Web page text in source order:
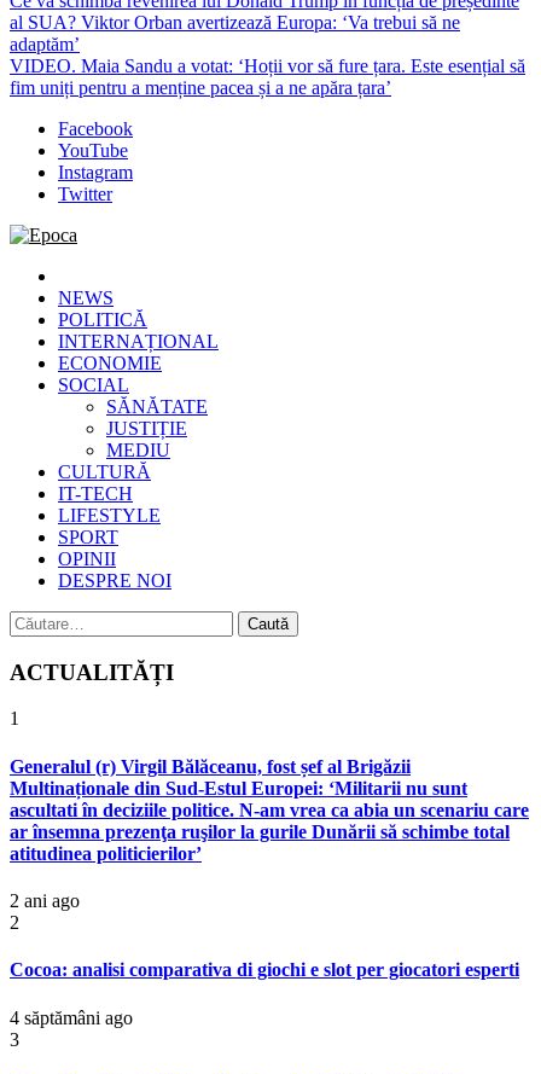
al SUA? Viktor Orban avertizează Europa: ‘Va trebui să ne
adaptăm’
VIDEO. Maia Sandu a votat: ‘Hoții vor să fure țara. Este esențial să
fim uniți pentru a menține pacea și a ne apăra țara’
Facebook
YouTube
Instagram
Twitter
Epoca
Cele mai noi știri online din România
NEWS
POLITICĂ
INTERNAȚIONAL
ECONOMIE
SOCIAL
SĂNĂTATE
JUSTIȚIE
MEDIU
CULTURĂ
IT-TECH
LIFESTYLE
SPORT
OPINII
DESPRE NOI
Caută
după:
ACTUALITĂȚI
1
Generalul (r) Virgil Bălăceanu, fost șef al Brigăzii
Multinaționale din Sud-Estul Europei: ‘Militarii nu sunt
ascultati în deciziile politice. N-am vrea ca abia un scenariu care
ar însemna prezenţa ruşilor la gurile Dunării să schimbe total
atitudinea politicierilor’
2 ani ago
2
Cocoa: analisi comparativa di giochi e slot per giocatori esperti
4 săptămâni ago
3